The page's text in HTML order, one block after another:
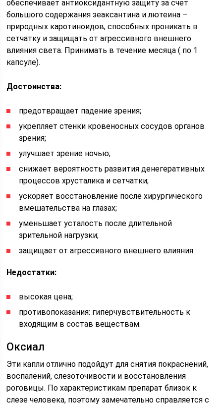
обеспечивает антиоксидантную защиту за счет
большого содержания зеаксантина и лютеина –
природных каротиноидов, способных проникать в
сетчатку и защищать от агрессивного внешнего
влияния света. Принимать в течение месяца ( по 1
капсуле).
Достоинства:
предотвращает падение зрения;
укрепляет стенки кровеносных сосудов органов
зрения;
улучшает зрение ночью;
снижает вероятность развития денегеративных
процессов хрусталика и сетчатки;
ускоряет восстановление после хирургического
вмешательства на глазах;
уменьшает усталость после длительной
зрительной нагрузки;
защищает от агрессивного внешнего влияния.
Недостатки:
высокая цена;
противопоказания: гиперчувствительность к
входящим в состав веществам.
Оксиал
Эти капли отлично подойдут для снятия покраснений,
воспалений, слезоточивости и восстановления
роговицы. По характеристикам препарат близок к
слезе человека, поэтому замечательно справляется с